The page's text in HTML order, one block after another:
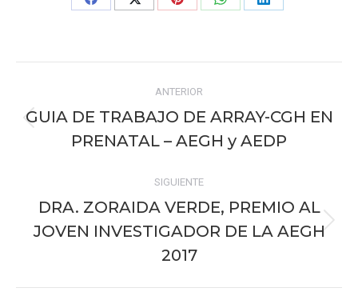
Share
Share
Share
Share
Share
entre
publicaciones
ANTERIOR
Publicación
anterior:
GUIA DE TRABAJO DE ARRAY-CGH EN
PRENATAL – AEGH y AEDP
SIGUIENTE
Publicación
siguiente:
DRA. ZORAIDA VERDE, PREMIO AL
JOVEN INVESTIGADOR DE LA AEGH
2017